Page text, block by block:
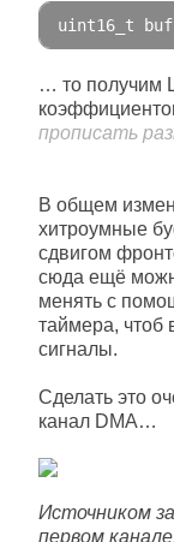
uint16_t
… то получим
прописать
В общем
хитроумные
сдвигом
сюда ещё
менять с
таймера, чтоб
сигналы.
Сделать это
канал DMA…
Источником
первом